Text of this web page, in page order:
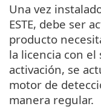
Una vez
ESTE, debe ser
producto
la licencia con el
activación, se
motor de
manera regular.